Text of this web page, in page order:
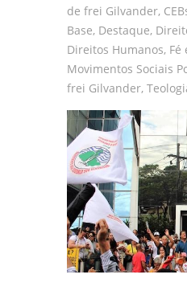
de frei Gilvander,
Base, Destaque,
Direitos Humanos, Fé
Movimentos Sociais
frei Gilvander,